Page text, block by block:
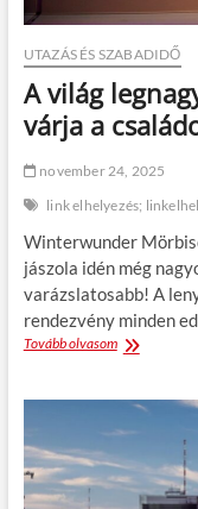
a
?
a
z
á
s
s
o
s
o
:
m
a
n
e
m
UTAZÁS ÉS SZABADIDŐ
A világ
várja a
november 24, 2025
link elhelyezés;
Winterwunder
jászola idén még
varázslatosabb! A
rendezvény minden
Tovább olvasomA
á
l